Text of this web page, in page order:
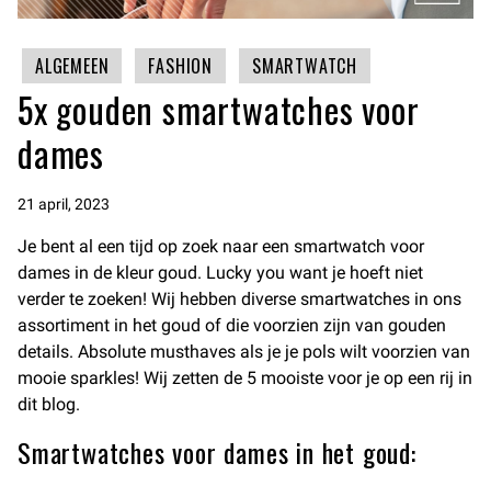
ALGEMEEN FASHION SMARTWATCH
5x gouden smartwatches voor
dames
21 april, 2023
Je bent al een tijd op zoek naar een smartwatch voor
dames in de kleur goud. Lucky you want je hoeft niet
verder te zoeken! Wij hebben diverse smartwatches in ons
assortiment in het goud of die voorzien zijn van gouden
details. Absolute musthaves als je je pols wilt voorzien van
mooie sparkles! Wij zetten de 5 mooiste voor je op een rij in
dit blog.
Smartwatches voor dames in het goud: